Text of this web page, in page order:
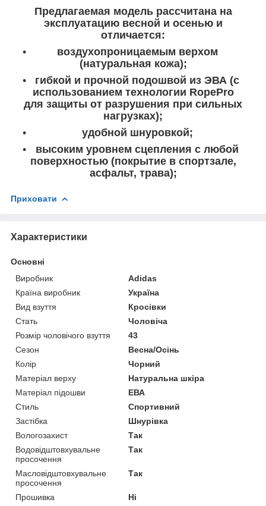
Предлагаемая модель рассчитана на
эксплуатацию весной и осенью и
отличается:
воздухопроницаемым верхом
(натуральная кожа);
гибкой и прочной подошвой из ЭВА (с
использованием технологии RopePro
для защиты от разрушения при сильных
нагрузках);
удобной шнуровкой;
высоким уровнем сцепления с любой
поверхностью (покрытие в спортзале,
асфальт, трава);
Приховати
Характеристики
Основні
Виробник
Adidas
Країна виробник
Україна
Вид взуття
Кросівки
Стать
Чоловіча
Розмір чоловічого взуття
43
Сезон
Весна/Осінь
Колір
Чорний
Матеріал верху
Натуральна шкіра
Матеріал підошви
ЕВА
Стиль
Спортивний
Застібка
Шнурівка
Вологозахист
Так
Водовідштовхувальне
просочення
Так
Масловідштовхувальне
просочення
Так
Прошивка Ні